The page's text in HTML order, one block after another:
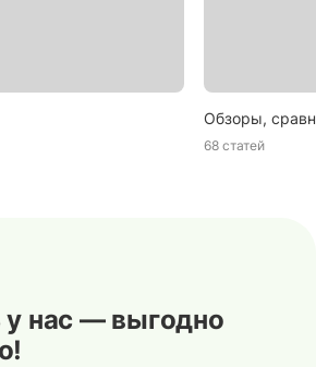
Обзоры,
68 статей
у нас — выгодно